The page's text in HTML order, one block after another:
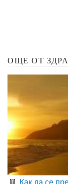
ОЩЕ ОТ